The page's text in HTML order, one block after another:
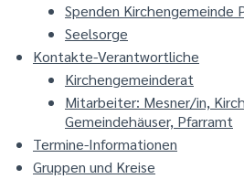
Spenden Kirchengemeinde
Seelsorge
Kontakte-Verantwortliche
Kirchengemeinderat
Mitarbeiter: Mesner/in,
Gemeindehäuser, Pfarramt
Termine-Informationen
Gruppen und Kreise